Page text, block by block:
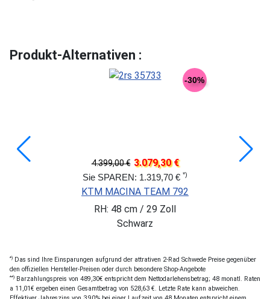
Produkt-Alternativen :
-30%
4.399,00 € 3.079,30 €
Sie SPAREN: 1.319,70 €*)
KTM MACINA TEAM 792
RH: 48 cm / 29 Zoll
Schwarz
*) Das sind Ihre Einsparungen aufgrund der attrativen 2-Rad Schwede Preise gegenüber
den offiziellen Hersteller-Preisen oder durch besondere Shop-Angebote
**) Barzahlungspreis von 489,30€ entspricht dem Nettodarlehensbetrag; 48 monatl. Raten
a 11,01€ ergeben einen Gesamtbetrag von 528,63 €. Letzte Rate kann abweichen.